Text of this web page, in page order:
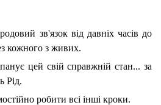
зв'язок від давніх часів до
кожного з живих.
цей свій справжній стан... за
Рід.
робити всі інші кроки.